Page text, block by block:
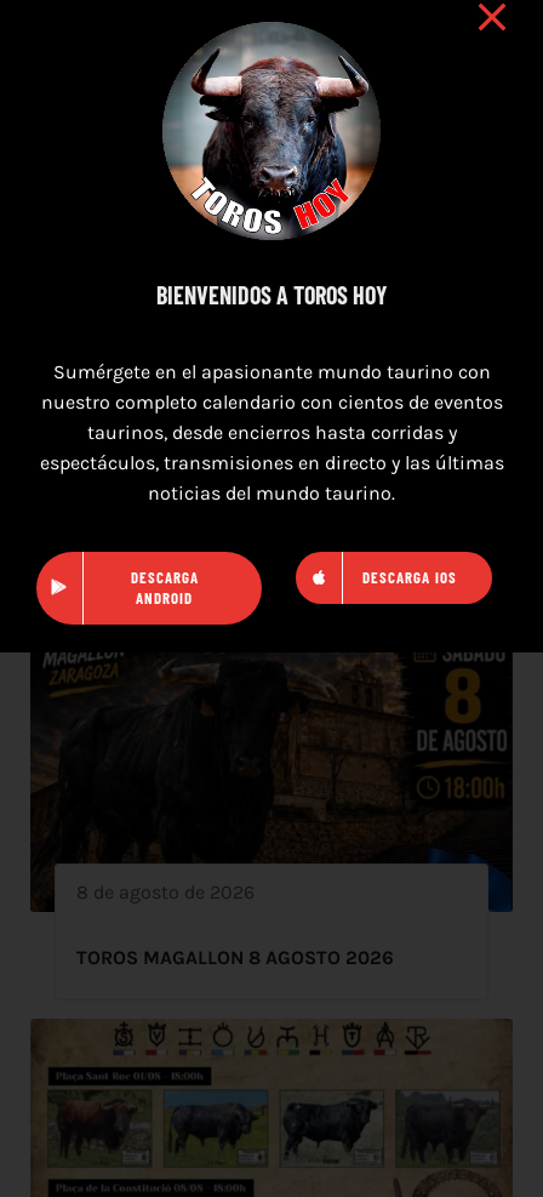
CASTELLÓN DEL 8 AL 10 DE AGOSTO 2026
8 de agosto de 2026
TOROS MAGALLON 8 AGOSTO 2026
BIENVENIDOS A TOROS HOY
Sumérgete en el apasionante mundo taurino con
nuestro completo calendario con cientos de eventos
taurinos, desde encierros hasta corridas y
espectáculos, transmisiones en directo y las últimas
noticias del mundo taurino.
DESCARGA
ANDROID
DESCARGA IOS